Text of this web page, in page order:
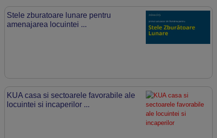
Stele zburatoare lunare pentru
amenajarea locuintei ...
KUA casa si sectoarele favorabile ale
locuintei si incaperilor ...